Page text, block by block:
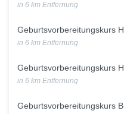
in 6 km Entfernung
Geburtsvorbereitungskurs
in 6 km Entfernung
Geburtsvorbereitungskurs
in 6 km Entfernung
Geburtsvorbereitungskurs